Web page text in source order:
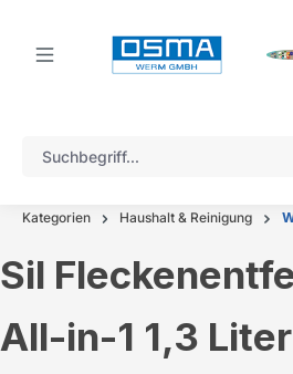
Kategorien Haushalt & Reinigung
Sil
All-in-1 1,3 Liter